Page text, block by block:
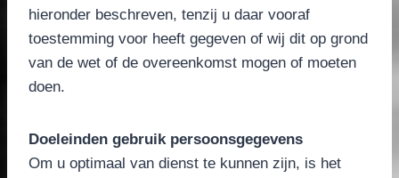
hieronder beschreven, tenzij u daar vooraf
toestemming voor heeft gegeven of wij dit op grond
van de wet of de overeenkomst mogen of moeten
doen.
Doeleinden gebruik persoonsgegevens
Om u optimaal van dienst te kunnen zijn, is het